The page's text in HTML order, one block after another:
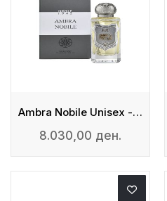
Ambra Nobile Unisex - Eau De Parfum
8.030,00 ден.